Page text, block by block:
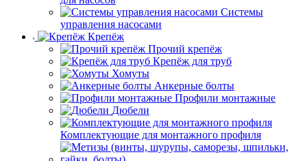
Системы
управления насосами
Крепёж
Прочий крепёж
Крепёж для труб
Хомуты
Анкерные болты
Профили монтажные
Дюбели
Комплектующие для монтажного профиля